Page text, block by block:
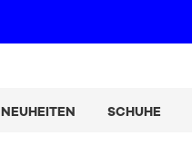
NEUHEITEN SCHUHE